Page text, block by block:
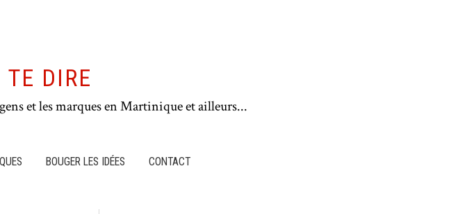
DIRE
et les marques en Martinique et ailleurs...
BOUGER LES IDÉES CONTACT